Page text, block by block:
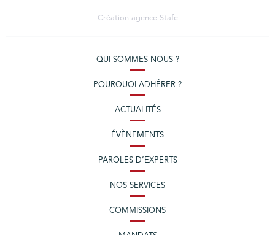
Création agence Stafe
QUI SOMMES-NOUS ?
POURQUOI ADHÉRER ?
ACTUALITÉS
ÉVÈNEMENTS
PAROLES D’EXPERTS
NOS SERVICES
COMMISSIONS